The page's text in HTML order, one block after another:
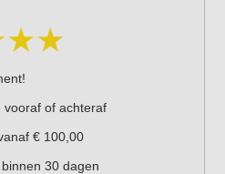
vooraf of achteraf
€ 100,00
30 dagen